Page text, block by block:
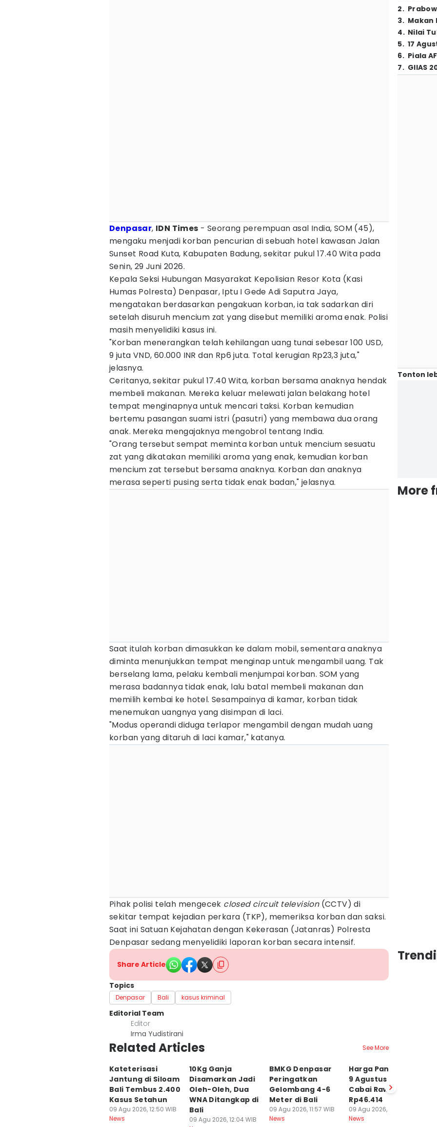
Denpasar, IDN Times - Seorang perempuan asal India, SOM (45),
mengaku menjadi korban pencurian di sebuah hotel kawasan Jalan
Sunset Road Kuta, Kabupaten Badung, sekitar pukul 17.40 Wita pada
Senin, 29 Juni 2026.
Kepala Seksi Hubungan Masyarakat Kepolisian Resor Kota (Kasi
Humas Polresta) Denpasar, Iptu I Gede Adi Saputra Jaya,
mengatakan berdasarkan pengakuan korban, ia tak sadarkan diri
setelah disuruh mencium zat yang disebut memiliki aroma enak. Polisi
masih menyelidiki kasus ini.
"Korban menerangkan telah kehilangan uang tunai sebesar 100 USD,
9 juta VND, 60.000 INR dan Rp6 juta. Total kerugian Rp23,3 juta,"
jelasnya.
Ceritanya, sekitar pukul 17.40 Wita, korban bersama anaknya hendak
membeli makanan. Mereka keluar melewati jalan belakang hotel
tempat menginapnya untuk mencari taksi. Korban kemudian
bertemu pasangan suami istri (pasutri) yang membawa dua orang
anak. Mereka mengajaknya mengobrol tentang India.
"Orang tersebut sempat meminta korban untuk mencium sesuatu
zat yang dikatakan memiliki aroma yang enak, kemudian korban
mencium zat tersebut bersama anaknya. Korban dan anaknya
merasa seperti pusing serta tidak enak badan," jelasnya.
Saat itulah korban dimasukkan ke dalam mobil, sementara anaknya
diminta menunjukkan tempat menginap untuk mengambil uang. Tak
berselang lama, pelaku kembali menjumpai korban. SOM yang
merasa badannya tidak enak, lalu batal membeli makanan dan
memilih kembai ke hotel. Sesampainya di kamar, korban tidak
menemukan uangnya yang disimpan di laci.
"Modus operandi diduga terlapor mengambil dengan mudah uang
korban yang ditaruh di laci kamar," katanya.
Pihak polisi telah mengecek closed circuit television (CCTV) di
sekitar tempat kejadian perkara (TKP), memeriksa korban dan saksi.
Saat ini Satuan Kejahatan dengan Kekerasan (Jatanras) Polresta
Denpasar sedang menyelidiki laporan korban secara intensif.
Share Article
Topics
Denpasar Bali kasus kriminal
Editorial Team
Editor
Irma Yudistirani
Related Articles See More
Kateterisasi
Jantung di Siloam
Bali Tembus 2.400
Kasus Setahun
09 Agu 2026, 12:50 WIB
News
10Kg Ganja
Disamarkan Jadi
Oleh-Oleh, Dua
WNA Ditangkap di
Bali
09 Agu 2026, 12:04 WIB
BMKG Denpasar
Peringatkan
Gelombang 4-6
Meter di Bali
09 Agu 2026, 11:57 WIB
News
Harga Pangan Bali
9 Agustus 2026,
Cabai Rawit
Rp46.414
09 Agu 2026, 11:15 WIB
News
2.
3. Makan
4. Nilai
5. 17
6. Piala
7. GIIAS
Tonton
More